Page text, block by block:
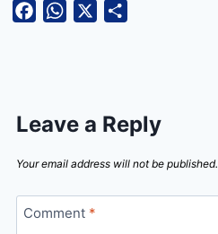
FacebookWhatsApp
Leave a Reply
Your email address will not be published.
Comment *